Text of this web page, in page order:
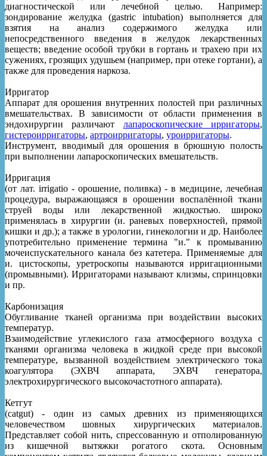
диагностической или лечебной целью. Например:
зондирование желудка (gastric intubation) выполняется для
взятия на анализ содержимого желудка или
непосредственного введения в желудок лекарственных
веществ; введение особой трубки в гортань и трахею при их
сужениях, грозящих удушьем (например, при отеке гортани), а
также для проведения наркоза.
Ирригатор
Аппарат для орошения внутренних полостей при различных
вмешательствах. В зависимости от области применения в
эндохирургии различают лапароскопические ирригаторы,
гистероирригаторы, артроирригаторы, уроирригаторы.
Инструмент, вводимый для орошения в брюшную полость
при выполнении лапароскопических вмешательств.
Ирригация
(от лат. irrigatio - орошение, поливка) - в медицине, лечебная
процедура, выражающаяся в орошении воспалённой ткани
струей воды или лекарственной жидкостью. широко
применялась в хирургии (и. раневых поверхностей, прямой
кишки и др.); а также в урологии, гинекологии и др. Наиболее
употребительно применение термина "и." к промыванию
мочеиспускательного канала без катетера. Применяемые для
и. цистоскопы, уретроскопы называются ирригационными
(промывными). Ирригаторами называют клизмы, спринцовки
и пр.
Карбонизация
Обугливание тканей организма при воздействии высоких
температур.
Взаимодействие углекислого газа атмосферного воздуха с
тканями организма человека в жидкой среде при высокой
температуре, вызванной воздействием электрического тока
коагулятора (ЭХВЧ аппарата, ЭХВЧ генератора,
электрохирургического высокочастотного аппарата).
Кетгут
(catgut) - один из самых древних из применяющихся
человечеством шовных хирургических материалов.
Представляет собой нить, спрессованную и отполированную
из кишечной вытяжки рогатого скота. Основным